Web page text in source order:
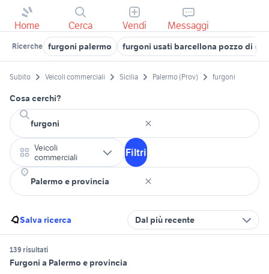
Home Cerca Vendi Messaggi
Ricerche furgoni palermo furgoni usati barcellona pozzo di
Subito Veicoli commerciali Sicilia Palermo (Prov) furgoni
Cosa cerchi?
Veicoli
commerciali
Filtri
Salva ricerca Dal più recente
139 risultati
Furgoni a Palermo e provincia